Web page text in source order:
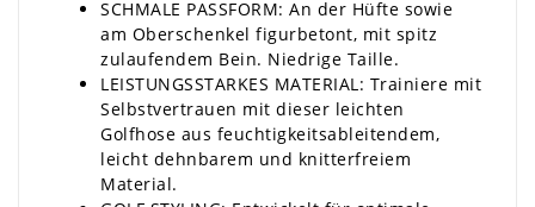
SCHMALE PASSFORM: An der Hüfte sowie
am Oberschenkel figurbetont, mit spitz
zulaufendem Bein. Niedrige Taille.
LEISTUNGSSTARKES MATERIAL: Trainiere mit
Selbstvertrauen mit dieser leichten
Golfhose aus feuchtigkeitsableitendem,
leicht dehnbarem und knitterfreiem
Material.